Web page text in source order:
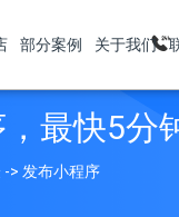
部分案例 关于我们
最快5分
-> 发布小程序